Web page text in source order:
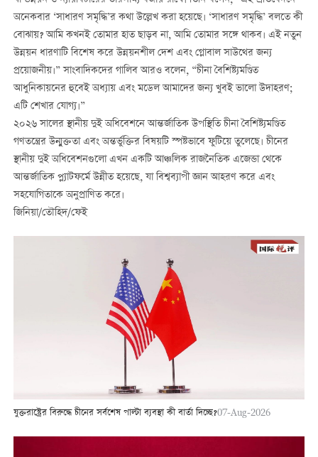
অনেকবার ‘সাধারণ সমৃদ্ধি’র কথা উল্লেখ করা হয়েছে। ‘সাধারণ সমৃদ্ধি’ বলতে কী
বোঝায়? আমি কখনই তোমার হাত ছাড়ব না, আমি তোমার সঙ্গে থাকব। এই নতুন
উন্নয়ন ধারণাটি বিশেষ করে উন্নয়নশীল দেশ এবং গ্লোবাল সাউথের জন্য
প্রয়োজনীয়।” সাংবাদিকদের গালিব আরও বলেন, “চীনা বৈশিষ্ট্যমণ্ডিত
আধুনিকায়নের হুবেই অধ্যায় এবং মডেল আমাদের জন্য খুবই ভালো উদাহরণ;
এটি শেখার যোগ্য।”
২০২৬ সালের স্থানীয় দুই অধিবেশনে আন্তর্জাতিক উপস্থিতি চীনা বৈশিষ্ট্যমণ্ডিত
গণতন্ত্রের উন্মুক্ততা এবং অন্তর্ভুক্তির বিষয়টি স্পষ্টভাবে ফুটিয়ে তুলেছে। চীনের
স্থানীয় দুই অধিবেশনগুলো এখন একটি আঞ্চলিক রাজনৈতিক এজেন্ডা থেকে
আন্তর্জাতিক প্ল্যাটফর্মে উন্নীত হয়েছে, যা বিশ্বব্যাপী জ্ঞান আহরণ করে এবং
সহযোগিতাকে অনুপ্রাণিত করে।
জিনিয়া/তৌহিদ/ফেই
যুক্তরাষ্ট্রের বিরুদ্ধে চীনের সর্বশেষ পাল্টা ব্যবস্থা কী বার্তা দিচ্ছে?07-Aug-2026